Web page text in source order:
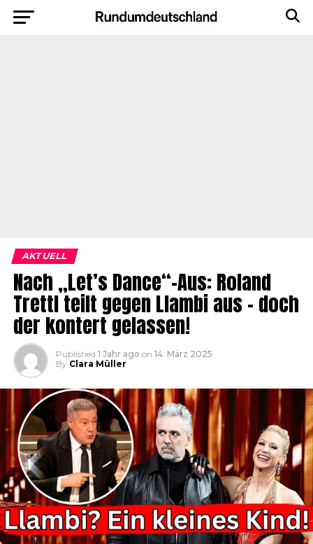
AKTUELL
Nach „Let’s Dance“-Aus: Roland
Trettl teilt gegen Llambi aus – doch
der kontert gelassen!
Published 1 Jahr ago on 14. März 2025
By Clara Müller